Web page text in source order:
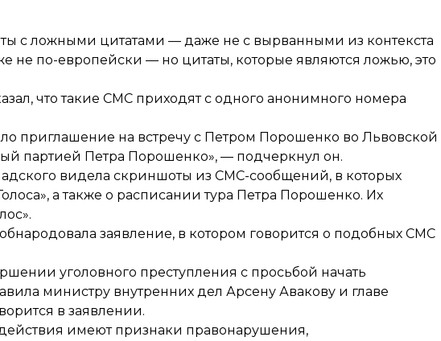
с ложными цитатами — даже не с вырванными из контекста
не по-европейски — но цитаты, которые являются ложью, это
что такие СМС приходят с одного анонимного номера
приглашение на встречу с Петром Порошенко во Львовской
партией Петра Порошенко», — подчеркнул он.
видела скриншоты из СМС-сообщений, в которых
а также о расписании тура Петра Порошенко. Их
обнародовала заявление, в котором говорится о подобных СМС
уголовного преступления с просьбой начать
министру внутренних дел Арсену Авакову и главе
в заявлении.
действия имеют признаки правонарушения,